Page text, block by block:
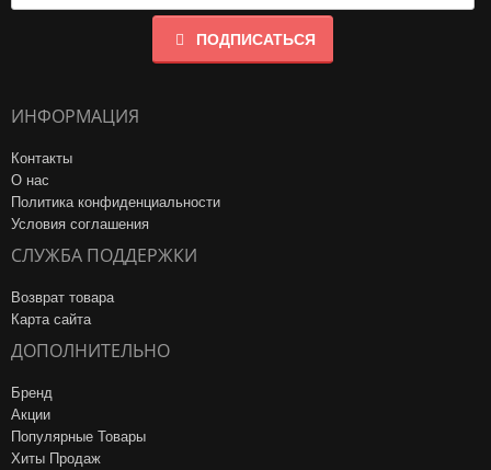
ПОДПИСАТЬСЯ
ИНФОРМАЦИЯ
Контакты
О нас
Политика конфиденциальности
Условия соглашения
СЛУЖБА ПОДДЕРЖКИ
Возврат товара
Карта сайта
ДОПОЛНИТЕЛЬНО
Бренд
Акции
Популярные Товары
Хиты Продаж